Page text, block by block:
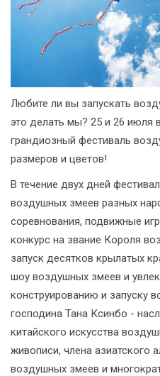
Любите ли вы запускать
это делать мы? 25 и 26 июля
грандиозный фестиваль
размеров и цветов!
В течение двух дней
воздушных змеев разных
соревнования, подвижные
конкурс на звание Короля
запуск десятков крылатых
шоу воздушных змеев и
конструированию и запуску
господина Тана Ксинбо -
китайского искусства
живописи, члена азиатского
воздушных змеев и